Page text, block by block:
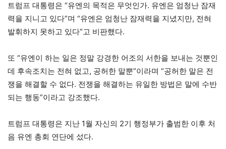
트럼프 대통령은 “유엔의 목적은 무엇인가. 유엔은 엄청난 잠재
력을 지니고 있다”며 “유엔은 엄청난 잠재력을 지녔지만, 전혀
발휘하지 못하고 있다”고 비판했다.
또 “유엔이 하는 일은 정말 강경한 어조의 서한을 보내는 것뿐인
데 후속조치는 전혀 없고, 공허한 말뿐”이라며 “공허한 말은 전
쟁을 해결할 수 없다. 전쟁을 해결하는 유일한 방법은 말에 수반
되는 행동”이라고 강조했다.
트럼프 대통령은 지난 1월 자신의 2기 행정부가 출범한 이후 처
음 유엔 총회 연단에 섰다.